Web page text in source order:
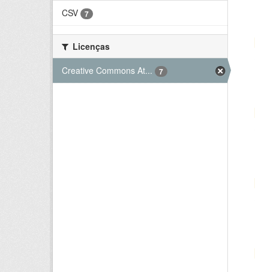
CSV
7
Licenças
Creative Commons At...
7